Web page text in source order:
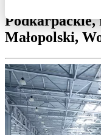
Podkarpackie,
Małopolski,